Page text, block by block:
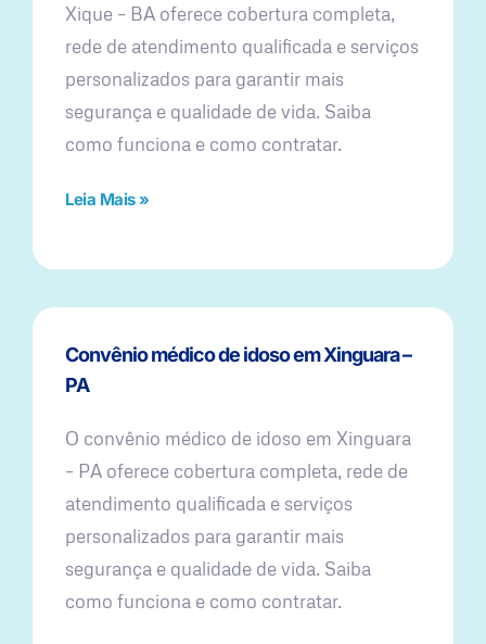
Xique – BA oferece cobertura completa,
rede de atendimento qualificada e serviços
personalizados para garantir mais
segurança e qualidade de vida. Saiba
como funciona e como contratar.
Leia Mais »
Convênio médico de idoso em Xinguara –
PA
O convênio médico de idoso em Xinguara
– PA oferece cobertura completa, rede de
atendimento qualificada e serviços
personalizados para garantir mais
segurança e qualidade de vida. Saiba
como funciona e como contratar.